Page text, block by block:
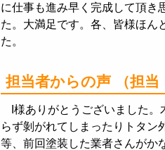
に仕事も進み早く完成して頂き
た。大満足です。各、皆様ほん
た。
担当者からの声 （担当
I様ありがとうございました
らず剝がれてしまったりトタン
等、前回塗装した業者さんがか